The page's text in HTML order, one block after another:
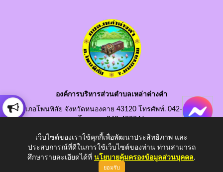
องค์การบริหารส่วนตำบลเหล่าต่างคำ
อำเภอโพนพิสัย จังหวัดหนองคาย 43120 โทรศัพท์. 042-490845
โทรสาร. 042-490846
อีเมลกลาง. saraban@laotangkham.go.th
เว็บไซต์ของเราใช้คุกกี้เพื่อพัฒนาประสิทธิภาพ และ
ประสบการณ์ที่ดีในการใช้เว็บไซต์ของท่าน ท่านสามารถ
ศึกษารายละเอียดได้ที่ นโยบายคุ้มครองข้อมูลส่วนบุคคล.
ยอมรับ